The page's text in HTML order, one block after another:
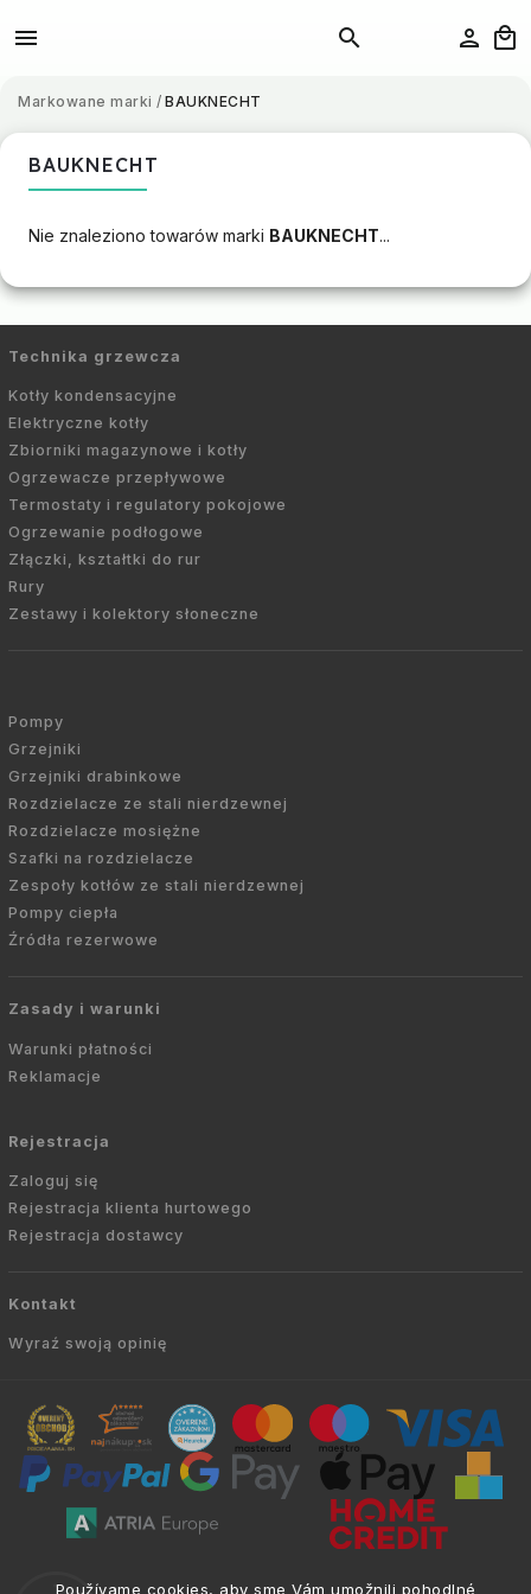
Používame cookies, aby sme Vám umožnili pohodlné
Markowane marki / BAUKNECHT
BAUKNECHT
Nie znaleziono towarów marki BAUKNECHT...
Technika grzewcza
Kotły kondensacyjne
Elektryczne kotły
Zbiorniki magazynowe i kotły
Ogrzewacze przepływowe
Termostaty i regulatory pokojowe
Ogrzewanie podłogowe
Złączki, kształtki do rur
Rury
Zestawy i kolektory słoneczne
Pompy
Grzejniki
Grzejniki drabinkowe
Rozdzielacze ze stali nierdzewnej
Rozdzielacze mosiężne
Szafki na rozdzielacze
Zespoły kotłów ze stali nierdzewnej
Pompy ciepła
Źródła rezerwowe
Zasady i warunki
Warunki płatności
Reklamacje
Rejestracja
Zaloguj się
Rejestracja klienta hurtowego
Rejestracja dostawcy
Kontakt
Wyraź swoją opinię